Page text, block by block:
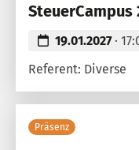
SteuerCampus
19.01.2027·
Referent: Diverse
Präsenz